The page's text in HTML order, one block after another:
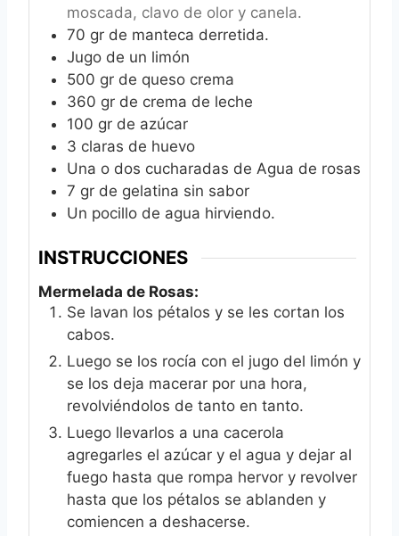
moscada, clavo de olor y canela.
70 gr de manteca derretida.
Jugo de un limón
500 gr de queso crema
360 gr de crema de leche
100 gr de azúcar
3 claras de huevo
Una o dos cucharadas de Agua de rosas
7 gr de gelatina sin sabor
Un pocillo de agua hirviendo.
INSTRUCCIONES
Mermelada de Rosas:
Se lavan los pétalos y se les cortan los
cabos.
Luego se los rocía con el jugo del limón y
se los deja macerar por una hora,
revolviéndolos de tanto en tanto.
Luego llevarlos a una cacerola
agregarles el azúcar y el agua y dejar al
fuego hasta que rompa hervor y revolver
hasta que los pétalos se ablanden y
comiencen a deshacerse.